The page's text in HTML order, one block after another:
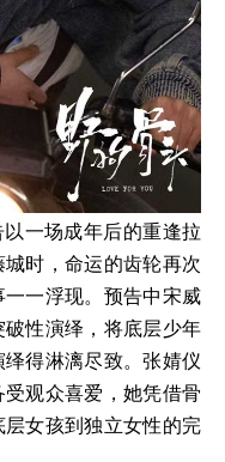
一场成年后的重逢拉
时，命运的齿轮再次
一浮现。预告中宋威
性演绎，将底层少年
得淋漓尽致。张婧仪
观众喜爱，她凭借骨
女孩到独立女性的完